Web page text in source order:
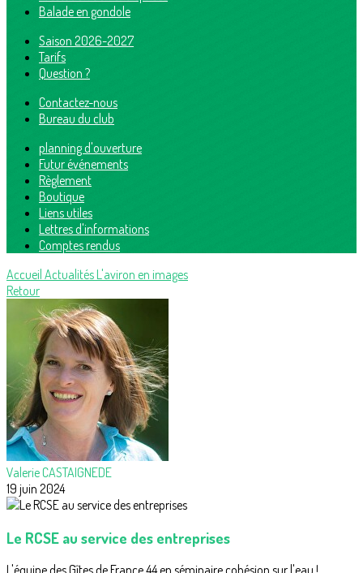
Balade en gondole
Saison 2026-2027
Tarifs
Question ?
Contactez-nous
Bureau du club
planning d'ouverture
Futur événements
Règlement
Boutique
Liens utiles
Lettres d'informations
Comptes rendus
Accueil ActualitésL'aviron en images
Retour
Valerie CASTAIGNEDE
19 juin 2024
Le RCSE au service des entreprises